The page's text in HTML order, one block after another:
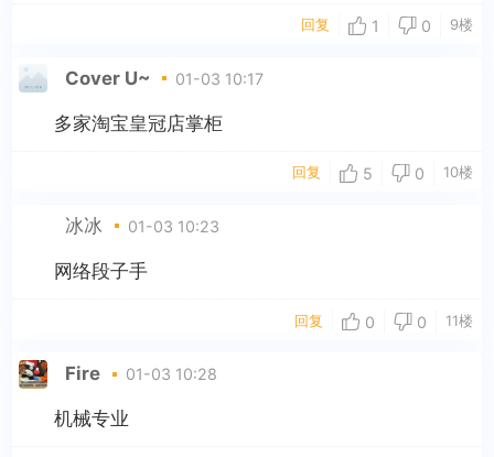
回复 1 0 9楼
Cover U~ 01-03 10:17
多家淘宝皇冠店掌柜
回复 5 0 10楼
冰冰 01-03 10:23
网络段子手
回复 0 0 11楼
Fire 01-03 10:28
机械专业